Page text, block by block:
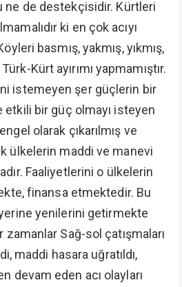
ne de destekçisidir. Kürtleri
ki en çok acıyı
basmış, yakmış, yıkmış,
Kürt ayırımı yapmamıştır.
istemeyen şer güçlerin bir
etkili bir güç olmayı isteyen
olarak çıkarılmış ve
ülkelerin maddi ve manevi
Faaliyetlerini o ülkelerin
finansa etmektedir. Bu
yenilerini getirmekte
Sağ-sol çatışmaları
maddi hasara uğratıldı,
devam eden acı olayları